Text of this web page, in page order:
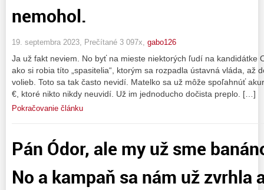
nemohol.
19. septembra 2023, Prečítané 3 097x, gabo126
Ja už fakt neviem. No byť na mieste niektorých ľudí na kandidátke
ako si robia títo „spasitelia“, ktorým sa rozpadla ústavná vláda, až
volieb. Toto sa tak často nevidí. Matelko sa už môže spoľahnúť
€, ktoré nikto nikdy neuvidí. Už im jednoducho dočista preplo. […]
Pokračovanie článku
Pán Ódor, ale my už sme
No a kampaň sa nám už zvrhla